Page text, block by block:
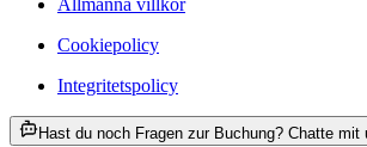
Cookiepolicy
Integritetspolicy
Hast du noch Fragen zur Buchung? Chatte mit